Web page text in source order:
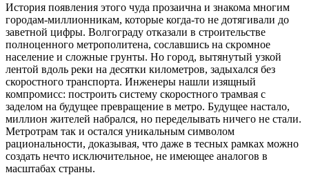
История появления этого чуда прозаична и знакома многим
городам-миллионникам, которые когда-то не дотягивали до
заветной цифры. Волгограду отказали в строительстве
полноценного метрополитена, сославшись на скромное
население и сложные грунты. Но город, вытянутый узкой
лентой вдоль реки на десятки километров, задыхался без
скоростного транспорта. Инженеры нашли изящный
компромисс: построить систему скоростного трамвая с
заделом на будущее превращение в метро. Будущее настало,
миллион жителей набрался, но переделывать ничего не стали.
Метротрам так и остался уникальным символом
рациональности, доказывая, что даже в тесных рамках можно
создать нечто исключительное, не имеющее аналогов в
масштабах страны.